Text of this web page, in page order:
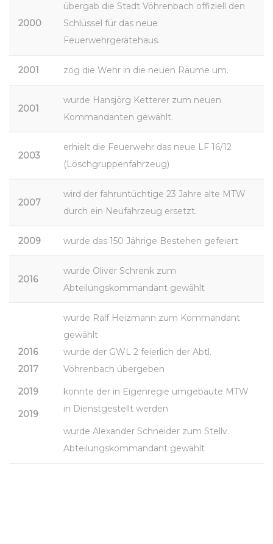
2000
übergab die Stadt Vöhrenbach offiziell den
Schlüssel für das neue
Feuerwehrgerätehaus.
2001 zog die Wehr in die neuen Räume um.
2001
wurde Hansjörg Ketterer zum neuen
Kommandanten gewählt.
2003
erhielt die Feuerwehr das neue LF 16/12
(Löschgruppenfahrzeug)
2007
wird der fahruntüchtige 23 Jahre alte MTW
durch ein Neufahrzeug ersetzt.
2009 wurde das 150 Jährige Bestehen gefeiert
2016
wurde Oliver Schrenk zum
Abteilungskommandant gewählt
2016
2017
2019
2019
wurde Ralf Heizmann zum Kommandant
gewählt
wurde der GWL 2 feierlich der Abtl.
Vöhrenbach übergeben
konnte der in Eigenregie umgebaute MTW
in Dienstgestellt werden
wurde Alexander Schneider zum Stellv.
Abteilungskommandant gewählt